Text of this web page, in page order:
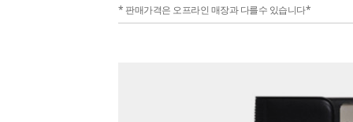
* 판매가격은 오프라인 매장과 다를수 있습니다*